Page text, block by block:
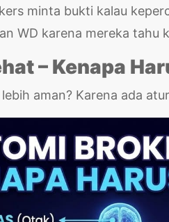
minta bukti kalau
WD karena mereka tahu
– Kenapa
aman? Karena ada